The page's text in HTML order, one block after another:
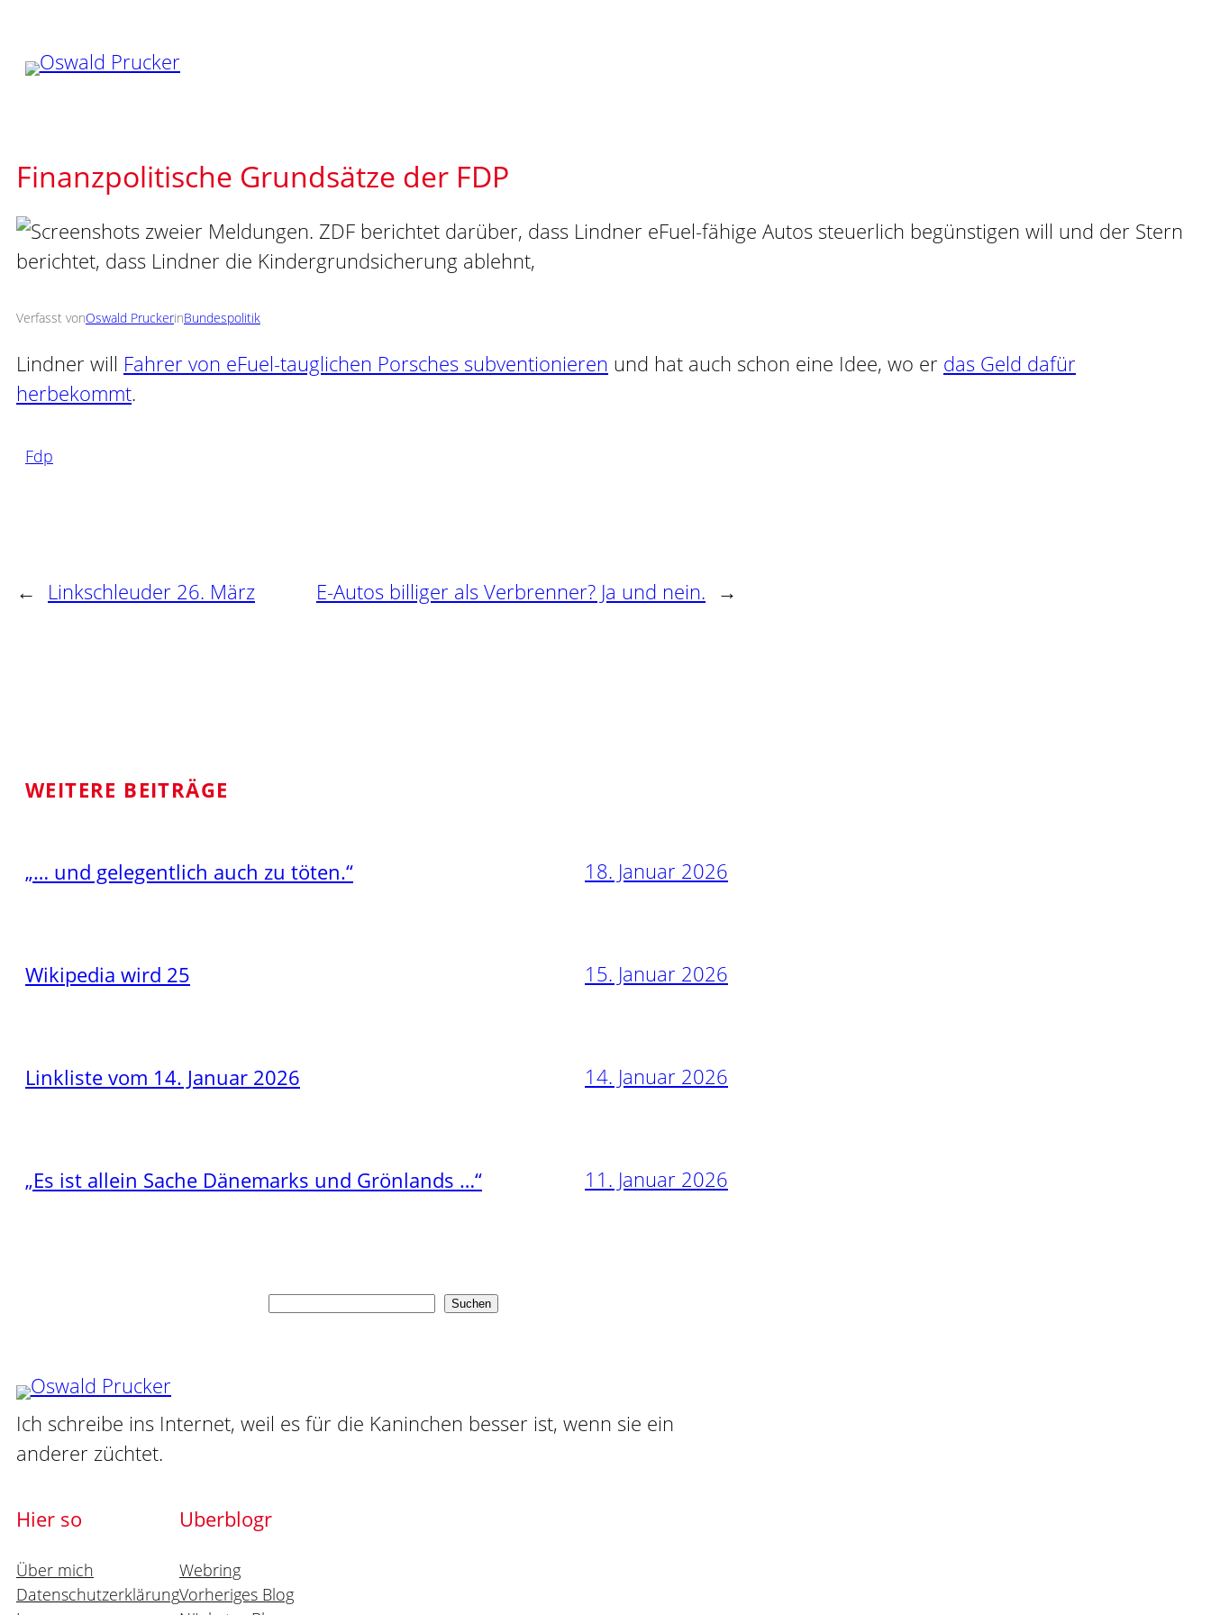
Inhalt
springen
Finanzpolitische Grundsätze der FDP
Verfasst vonOswald PruckerinBundespolitik
Lindner will Fahrer von eFuel-tauglichen Porsches subventionieren und hat auch schon eine Idee, wo er das Geld dafür
herbekommt.
Fdp
← Linkschleuder 26. März E-Autos billiger als Verbrenner? Ja und nein. →
WEITERE BEITRÄGE
„… und gelegentlich auch zu töten.“ 18. Januar 2026
Wikipedia wird 25 15. Januar 2026
Linkliste vom 14. Januar 2026 14. Januar 2026
„Es ist allein Sache Dänemarks und Grönlands …“ 11. Januar 2026
Suchen
Ich schreibe ins Internet, weil es für die Kaninchen besser ist, wenn sie ein
anderer züchtet.
Hier so
Über mich
Datenschutzerklärung
Uberblogr
Webring
Vorheriges Blog